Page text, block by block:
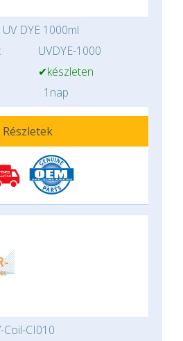
DYE 1000ml
UVDYE-1000
✔készleten
1nap
Részletek
Coil-CI010